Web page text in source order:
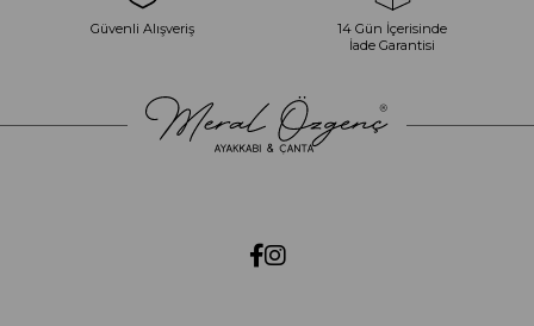
Güvenli Alışveriş
14 Gün İçerisinde
İade Garantisi